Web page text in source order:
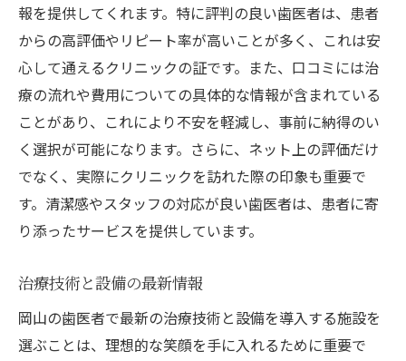
報を提供してくれます。特に評判の良い歯医者は、患者
からの高評価やリピート率が高いことが多く、これは安
心して通えるクリニックの証です。また、口コミには治
療の流れや費用についての具体的な情報が含まれている
ことがあり、これにより不安を軽減し、事前に納得のい
く選択が可能になります。さらに、ネット上の評価だけ
でなく、実際にクリニックを訪れた際の印象も重要で
す。清潔感やスタッフの対応が良い歯医者は、患者に寄
り添ったサービスを提供しています。
治療技術と設備の最新情報
岡山の歯医者で最新の治療技術と設備を導入する施設を
選ぶことは、理想的な笑顔を手に入れるために重要で